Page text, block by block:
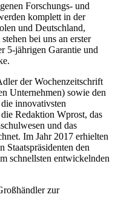
Forschungs- und
komplett in der
und Deutschland,
bei uns an erster
5-jährigen Garantie und
der Wochenzeitschrift
Unternehmen) sowie den
innovativsten
Redaktion Wprost, das
und das
Im Jahr 2017 erhielten
den
schnellsten entwickelnden
zur